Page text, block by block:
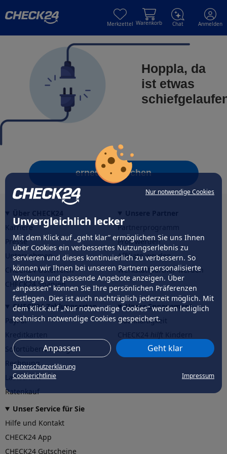
Nur notwendige Cookies
Unvergleichlich lecker
Mit dem Klick auf „geht klar” ermöglichen Sie uns Ihnen
über Cookies ein verbessertes Nutzungserlebnis zu
servieren und dieses kontinuierlich zu verbessern. So
können wir Ihnen bei unseren Partnern personalisierte
Werbung und passende Angebote anzeigen. Über
„anpassen” können Sie Ihre persönlichen Präferenzen
festlegen. Dies ist auch nachträglich jederzeit möglich. Mit
dem Klick auf „Nur notwendige Cookies” werden lediglich
technisch notwendige Cookies gespeichert.
Anpassen Geht klar
Datenschutzerklärung
Cookierichtlinie
Impressum
Merkzettel Warenkorb Chat Anmelden
Hoppla, da
ist etwas
erneut versuchen
Karriere
Presse
Unternehmen
CHECK24 Österreich
CHECK24 Spanien
Partnerprogramm
Profi werden
Affiliate werden
Werkstattpartner werden
CHECK24 Zahlungsarten
PayPal
Sofortüberweisung
Rechnung
Lastschrift
Ratenkauf
Unser Engagement
Nachhaltigkeit
CHECK24hilftder Natur
Unser Service für Sie
Hilfe und Kontakt
CHECK24 App
CHECK24 Gutscheine